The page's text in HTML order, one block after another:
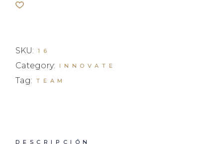
SKU: 16
Category: INNOVATE
Tag: TEAM
DESCRIPCIÓN